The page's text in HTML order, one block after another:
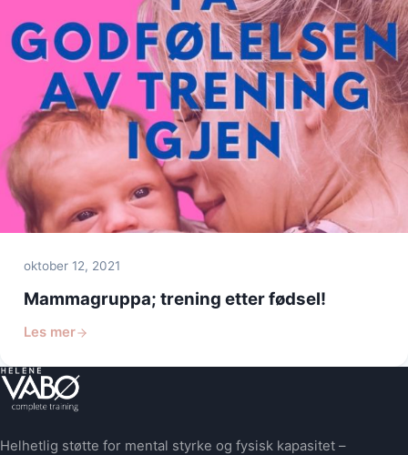
oktober 12, 2021
Mammagruppa; trening etter fødsel!
Les mer
Helhetlig støtte for mental styrke og fysisk kapasitet –